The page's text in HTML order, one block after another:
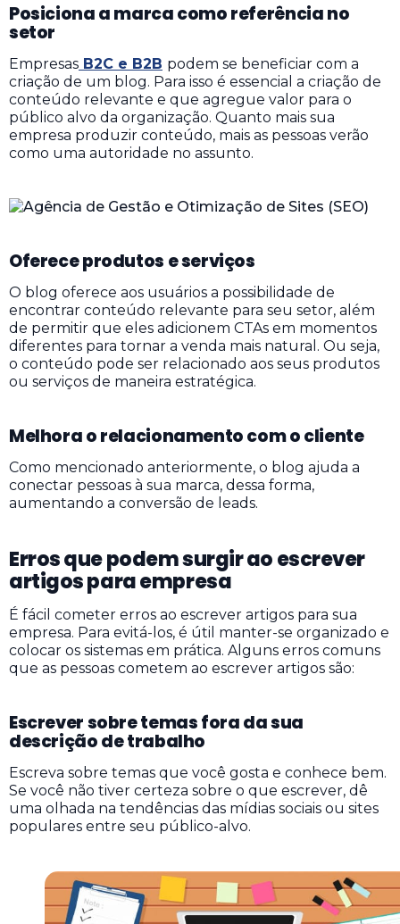
Posiciona a marca como referência no
setor
Empresas B2C e B2B podem se beneficiar com a
criação de um blog. Para isso é essencial a criação de
conteúdo relevante e que agregue valor para o
público alvo da organização. Quanto mais sua
empresa produzir conteúdo, mais as pessoas verão
como uma autoridade no assunto.
Oferece produtos e serviços
O blog oferece aos usuários a possibilidade de
encontrar conteúdo relevante para seu setor, além
de permitir que eles adicionem CTAs em momentos
diferentes para tornar a venda mais natural. Ou seja,
o conteúdo pode ser relacionado aos seus produtos
ou serviços de maneira estratégica.
Melhora o relacionamento com o cliente
Como mencionado anteriormente, o blog ajuda a
conectar pessoas à sua marca, dessa forma,
aumentando a conversão de leads.
Erros que podem surgir ao escrever
artigos para empresa
É fácil cometer erros ao escrever artigos para sua
empresa. Para evitá-los, é útil manter-se organizado e
colocar os sistemas em prática. Alguns erros comuns
que as pessoas cometem ao escrever artigos são:
Escrever sobre temas fora da sua
descrição de trabalho
Escreva sobre temas que você gosta e conhece bem.
Se você não tiver certeza sobre o que escrever, dê
uma olhada na tendências das mídias sociais ou sites
populares entre seu público-alvo.